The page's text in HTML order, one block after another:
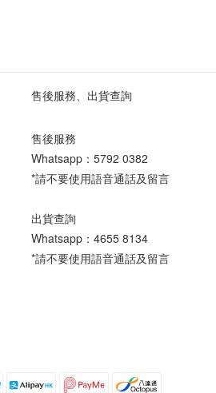
售後服務、出貨查詢
售後服務
Whatsapp： 5792 0382
*請不要使用語音通話及留言
出貨查詢
Whatsapp： 4655 8134
*請不要使用語音通話及留言